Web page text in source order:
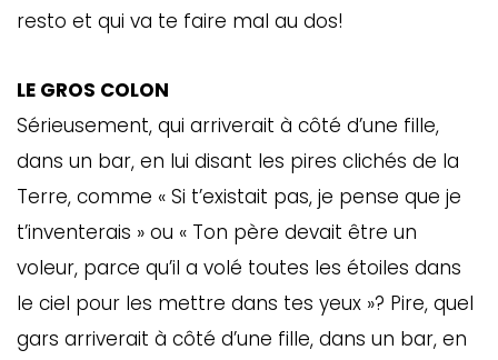
resto et qui va te faire mal au dos!
LE GROS COLON
Sérieusement, qui arriverait à côté d’une fille,
dans un bar, en lui disant les pires clichés de la
Terre, comme « Si t’existait pas, je pense que je
t’inventerais » ou « Ton père devait être un
voleur, parce qu’il a volé toutes les étoiles dans
le ciel pour les mettre dans tes yeux »? Pire, quel
gars arriverait à côté d’une fille, dans un bar, en